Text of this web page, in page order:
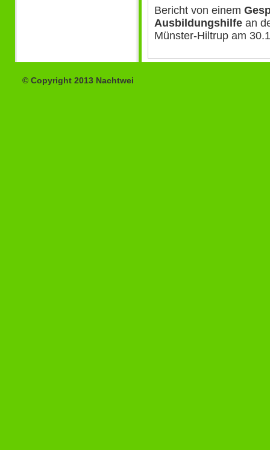
Bericht von einem
Ausbildungshilfe an
Münster-Hiltrup am
© Copyright 2013 Nachtwei